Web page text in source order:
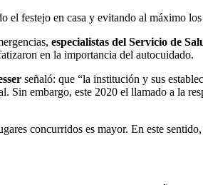
festejo en casa y evitando al máximo
especialistas del Servicio de
en la importancia del autocuidado.
señaló: que “la institución y sus
Sin embargo, este 2020 el llamado a la
concurridos es mayor. En este